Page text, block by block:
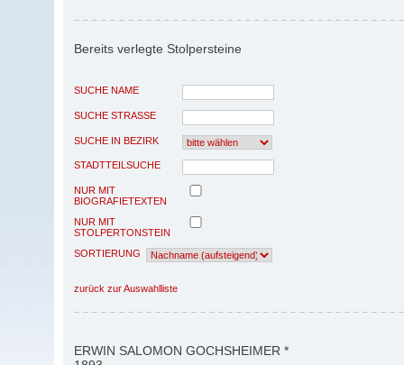
Bereits verlegte Stolpersteine
SUCHE NAME
SUCHE STRASSE
SUCHE IN BEZIRK
STADTTEILSUCHE
NUR MIT
BIOGRAFIETEXTEN
NUR MIT
STOLPERTONSTEIN
SORTIERUNG
zurück zur Auswahlliste
ERWIN SALOMON GOCHSHEIMER *